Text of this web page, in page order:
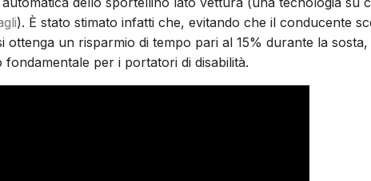
). È stato stimato infatti che, evitando che il conducente
ottenga un risparmio di tempo pari al 15% durante la
per i portatori di disabilità.